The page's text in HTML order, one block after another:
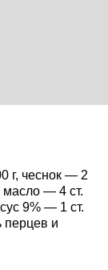
г, чеснок — 2
масло — 4 ст.
9% — 1 ст.
перцев и